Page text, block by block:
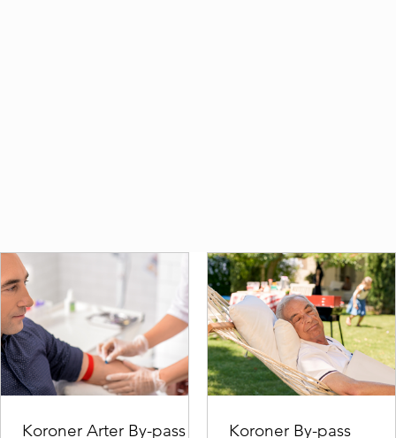
Hemen Başvur
Koroner Arter By-pass
Koroner By-pass